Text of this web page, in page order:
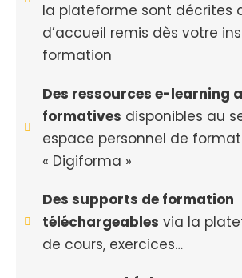
la plateforme sont décrites
d’accueil remis dès votre
formation
Des ressources e-learning
formatives disponibles au
espace personnel de
« Digiforma »
Des supports de formation
téléchargeables via la
de cours, exercices…